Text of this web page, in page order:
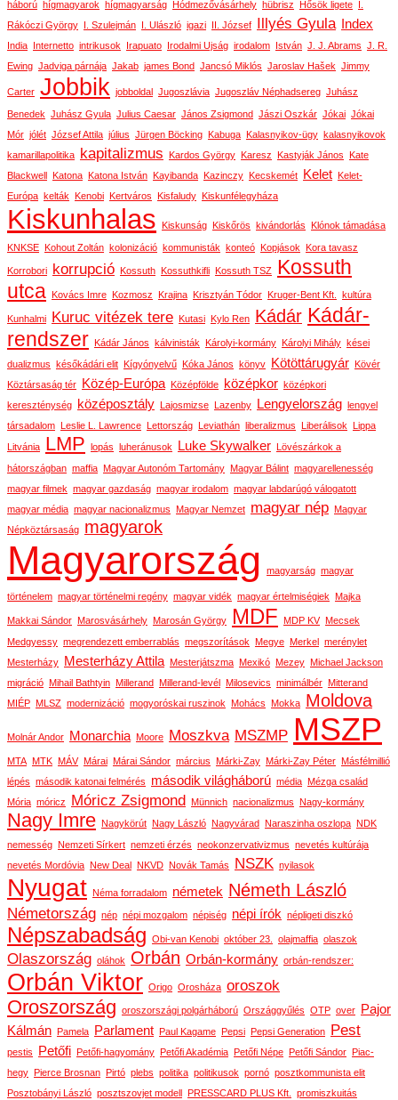
háború hígmagyarok hígmagyarság Hódmezővásárhely hübrisz Hősök ligete
Rákóczi György
I. Szulejmán I. Ulászló igazi II. József Illyés Gyula Index
India Internetto intrikusok Irapuato Irodalmi Ujság irodalom István J. J. Abrams J. R.
Ewing Jadviga párnája Jakab james Bond Jancsó Miklós Jaroslav Hašek Jimmy
Carter Jobbik jobboldal Jugoszlávia Jugoszláv Néphadsereg Juhász
Benedek Juhász Gyula Julius Caesar János Zsigmond Jászi Oszkár Jókai Jókai
Mór jólét József Attila július Jürgen Böcking Kabuga Kalasnyikov-ügy kalasnyikovok
kamarillapolitika kapitalizmus Kardos György Karesz Kastyják János
Kate
Blackwell
Katona Katona István Kayibanda Kazinczy Kecskemét Kelet
Kelet-
Európa kelták Kenobi Kertváros Kisfaludy Kiskunfélegyháza
Kiskunhalas Kiskunság Kiskőrös kivándorlás Klónok támadása
KNKSE Kohout Zoltán kolonizáció kommunisták konteó Kopjások Kora tavasz
Korrobori korrupció Kossuth Kossuthkifli Kossuth TSZ Kossuth
utca
Kovács Imre Kozmosz Krajina Krisztyán Tódor Kruger-Bent Kft. kultúra
Kunhalmi Kuruc vitézek tere Kutasi Kylo Ren Kádár Kádár-
rendszer
Kádár János kálvinisták Károlyi-kormány Károlyi Mihály kései
dualizmus
későkádári elit Kígyónyelvű Kóka János könyv Kötöttárugyár
Kövér
Köztársaság tér
Közép-Európa Középfölde középkor középkori
kereszténység
középosztály Lajosmizse Lazenby Lengyelország
lengyel
társadalom
Leslie L. Lawrence Lettország Leviathán liberalizmus Liberálisok
Lippa
Litvánia LMP lopás luheránusok Luke Skywalker
Lövészárkok a
hátországban maffia Magyar Autonóm Tartomány Magyar Bálint magyarellenesség
magyar filmek magyar gazdaság magyar irodalom magyar labdarúgó válogatott
magyar média magyar nacionalizmus Magyar Nemzet magyar nép Magyar
Népköztársaság magyarok
Magyarország magyarság magyar
történelem magyar történelmi regény magyar vidék magyar értelmiségiek Majka
Makkai Sándor Marosvásárhely Marosán György MDF MDP KV Mecsek
Medgyessy megrendezett emberrablás megszorítások Megye Merkel
merénylet
Mesterházy
Mesterházy Attila Mesterjátszma Mexikó Mezey Michael Jackson
migráció Mihail Bathtyin Millerand Millerand-levél Milosevics minimálbér Mitterand
MIÉP MLSZ modernizáció mogyoróskai ruszinok Mohács Mokka Moldova
Molnár Andor Monarchia Moore Moszkva MSZMP MSZP
MTA MTK MÁV Márai Márai Sándor március Márki-Zay Márki-Zay Péter Másfélmillió
lépés második katonai felmérés második világháború média Mézga család
Mória móricz Móricz Zsigmond Münnich nacionalizmus Nagy-kormány
Nagy Imre Nagykörút Nagy László Nagyvárad Naraszinha oszlopa NDK
nemesség Nemzeti Sírkert nemzeti érzés neokonzervativizmus nevetés kultúrája
nevetés Mordóvia New Deal NKVD Novák Tamás NSZK nyilasok
Nyugat Néma forradalom németek Németh László
Németország nép népi mozgalom népiség népi írók népligeti diszkó
Népszabadság Obi-van Kenobi október 23. olajmaffia olaszok
Olaszország oláhok Orbán Orbán-kormány orbán-rendszer:
Orbán Viktor Origo Orosháza oroszok
Oroszország oroszországi polgárháború Országgyűlés OTP over
Pajor
Kálmán
Pamela Parlament Paul Kagame Pepsi Pepsi Generation Pest
pestis Petőfi Petőfi-hagyomány Petőfi Akadémia Petőfi Népe Petőfi Sándor
Piac-
hegy
Pierce Brosnan Pirtó plebs politika politikusok pornó posztkommunista elit
Posztobányi László posztszovjet modell PRESSCARD PLUS Kft.
promiszkuitás